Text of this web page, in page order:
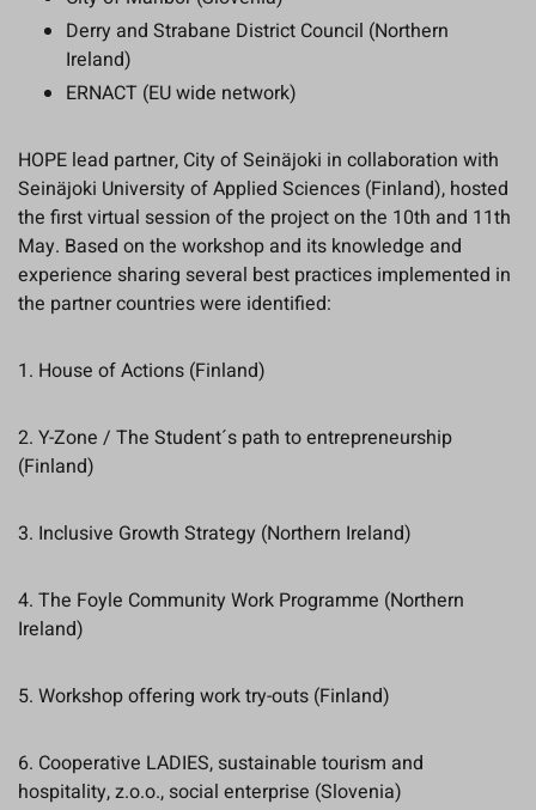
Derry and Strabane District Council (Northern
Ireland)
ERNACT (EU wide network)
HOPE lead partner, City of Seinäjoki in collaboration with
Seinäjoki University of Applied Sciences (Finland), hosted
the first virtual session of the project on the 10th and 11th
May. Based on the workshop and its knowledge and
experience sharing several best practices implemented in
the partner countries were identified:
1. House of Actions (Finland)
2. Y-Zone / The Student´s path to entrepreneurship
(Finland)
3. Inclusive Growth Strategy (Northern Ireland)
4. The Foyle Community Work Programme (Northern
Ireland)
5. Workshop offering work try-outs (Finland)
6. Cooperative LADIES, sustainable tourism and
hospitality, z.o.o., social enterprise (Slovenia)